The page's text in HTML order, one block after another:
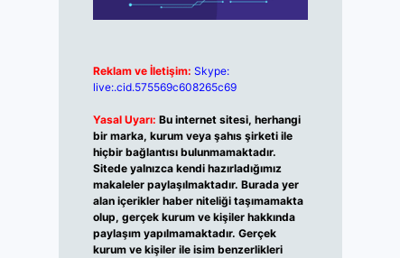
Reklam ve İletişim: Skype:
live:.cid.575569c608265c69
Yasal Uyarı: Bu internet sitesi, herhangi
bir marka, kurum veya şahıs şirketi ile
hiçbir bağlantısı bulunmamaktadır.
Sitede yalnızca kendi hazırladığımız
makaleler paylaşılmaktadır. Burada yer
alan içerikler haber niteliği taşımamakta
olup, gerçek kurum ve kişiler hakkında
paylaşım yapılmamaktadır. Gerçek
kurum ve kişiler ile isim benzerlikleri